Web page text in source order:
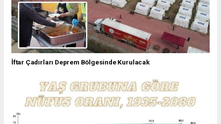
İftar Çadırları Deprem Bölgesinde Kurulacak